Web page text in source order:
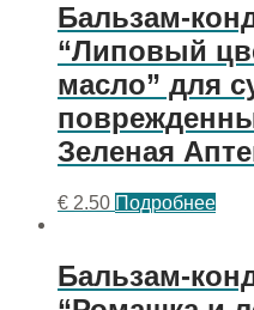
Бальзам-
“Липовый
масло” для
Зеленая
€ 2.50 Подробнее
Бальзам-